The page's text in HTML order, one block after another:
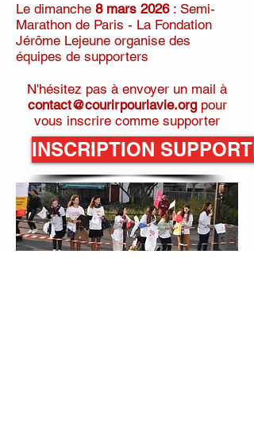
​Le dimanche 8 mars 2026: Semi-
Marathon de Paris - La Fondation
Jérôme Lejeune organise des
équipes de supporters
N'hésitez pas à envoyer un mail à
contact@courirpourlavie.orgpour
vous inscrire comme supporter
INSCRIPTION